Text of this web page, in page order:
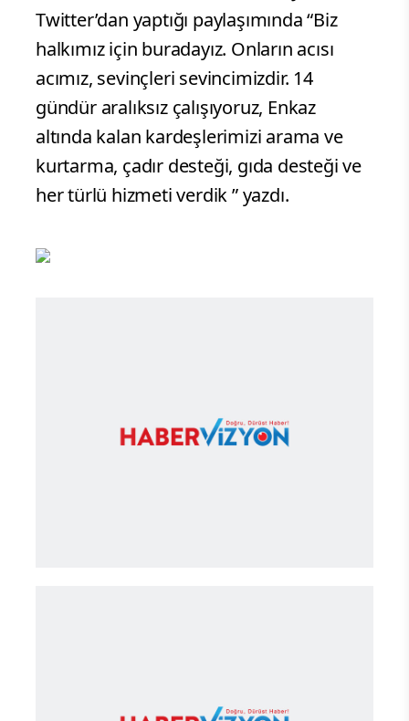
Twitter’dan yaptığı paylaşımında “Biz
halkımız için buradayız. Onların acısı
acımız, sevinçleri sevincimizdir. 14
gündür aralıksız çalışıyoruz, Enkaz
altında kalan kardeşlerimizi arama ve
kurtarma, çadır desteği, gıda desteği ve
her türlü hizmeti verdik ” yazdı.